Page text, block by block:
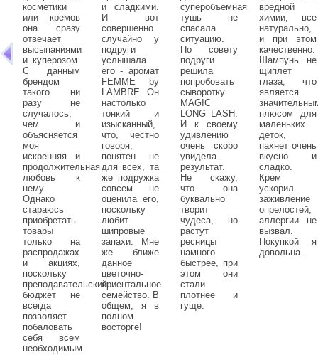
косметики
или кремов
она сразу
отвечает
высыпаниями
и куперозом.
С данным
брендом
такого ни
разу не
случалось,
чем и
объясняется
моя
искренняя и
продолжительная
любовь к
нему.
Однако
стараюсь
приобретать
товары
только на
распродажах
и акциях,
поскольку
преподавательский
бюджет не
всегда
позволяет
побаловать
себя всем
необходимым.
и сладкими.
И вот
совершенно
случайно у
подруги
услышала
его - аромат
FEMME by
LAMBRE. Он
настолько
тонкий и
изысканный,
что, честно
говоря,
понятен не
для всех, та
же подружка
совсем не
оценила его,
поскольку
любит
шипровые
запахи. Мне
же ближе
данное
цветочно-
ориентальное
семейство. В
общем, я в
полном
восторге!
суперобъемная
тушь не
спасала
ситуацию.
По совету
подруги
решила
попробовать
сыворотку
MAGIC
LONG LASH.
И к своему
удивлению
очень скоро
увидела
результат.
Не скажу,
что она
буквально
творит
чудеса, но
растут
ресницы
намного
быстрее, при
этом они
стали
плотнее и
гуще.
вредной
химии, все
натурально,
и при этом
качественно.
Шампунь не
щиплет
глаза, что
является
плюсом для
маленьких
деток,
пахнет очень
вкусно и
сладко.
Крем
ускорил
заживление
опрелостей,
аллергии не
вызвал.
Покупкой я
довольна.